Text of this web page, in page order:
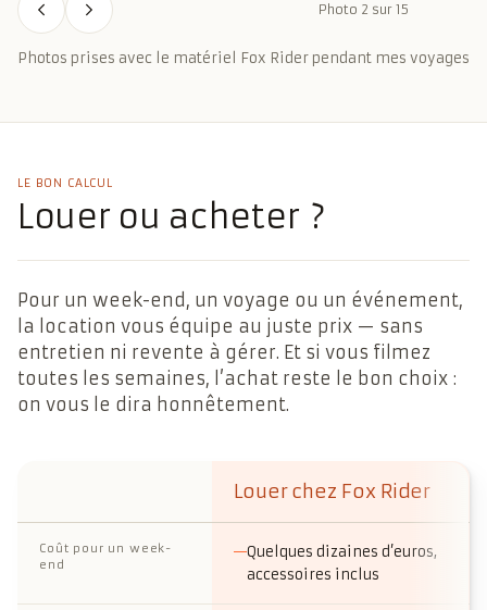
Photo 2 sur 15
Photos prises avec le matériel Fox Rider pendant mes voyages
LE BON CALCUL
Louer ou acheter ?
Pour un week-end, un voyage ou un événement,
la location vous équipe au juste prix — sans
entretien ni revente à gérer. Et si vous filmez
toutes les semaines, l’achat reste le bon choix :
on vous le dira honnêtement.
Louer chez Fox Rider
Coût pour un week-
end
Quelques dizaines d’euros,
accessoires inclus